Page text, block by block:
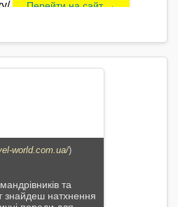
Перейти на сайт →
world.com.ua/)
та
знайдеш натхнення